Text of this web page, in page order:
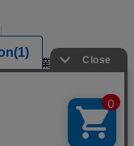
企業情報